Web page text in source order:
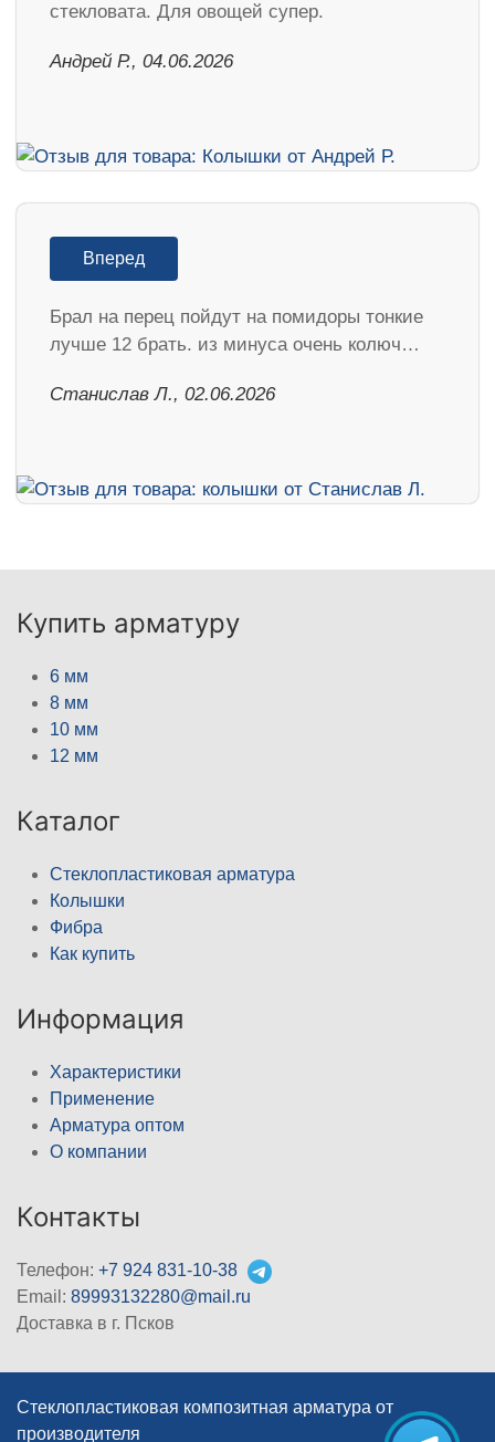
стекловата. Для овощей супер.
Андрей Р., 04.06.2026
Вперед
Брал на перец пойдут на помидоры тонкие
лучше 12 брать. из минуса очень колюч…
Станислав Л., 02.06.2026
Купить арматуру
6 мм
8 мм
10 мм
12 мм
Каталог
Стеклопластиковая арматура
Колышки
Фибра
Как купить
Информация
Характеристики
Применение
Арматура оптом
О компании
Контакты
Телефон: +7 924 831-10-38
Email: 89993132280@mail.ru
Доставка в г. Псков
Стеклопластиковая композитная арматура от
производителя